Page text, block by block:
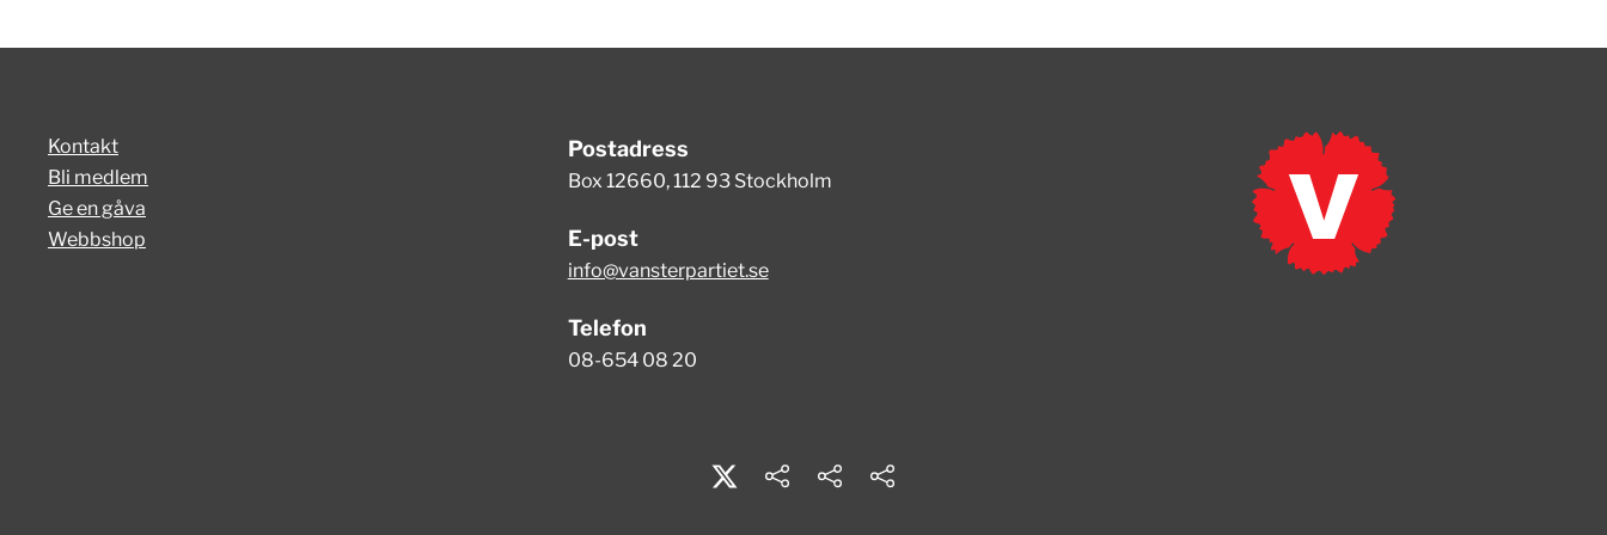
Kontakt
Bli medlem
Ge en gåva
Webbshop
Postadress
Box 12660, 112 93 Stockholm
E-post
info@vansterpartiet.se
Telefon
08-654 08 20